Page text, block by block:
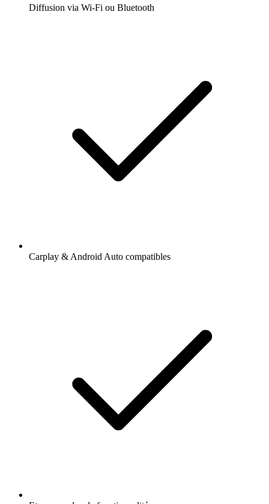
Diffusion via Wi-Fi ou Bluetooth
Carplay & Android Auto compatibles